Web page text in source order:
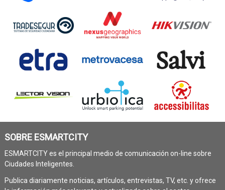
SOBRE ESMARTCITY
ESMARTCITY es el principal medio de comunicación on-line sobre
Ciudades Inteligentes.
Publica diariamente noticias, artículos, entrevistas, TV, etc. y ofrece